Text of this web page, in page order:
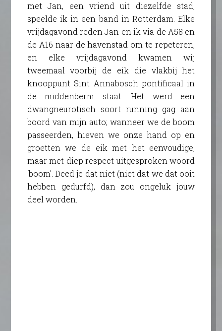
met Jan, een vriend uit diezelfde stad,
speelde ik in een band in Rotterdam. Elke
vrijdagavond reden Jan en ik via de A58 en
de A16 naar de havenstad om te repeteren,
en elke vrijdagavond kwamen wij
tweemaal voorbij de eik die vlakbij het
knooppunt Sint Annabosch pontificaal in
de middenberm staat. Het werd een
dwangneurotisch soort running gag aan
boord van mijn auto; wanneer we de boom
passeerden, hieven we onze hand op en
groetten we de eik met het eenvoudige,
maar met diep respect uitgesproken woord
‘boom’. Deed je dat niet (niet dat we dat ooit
hebben gedurfd), dan zou ongeluk jouw
deel worden.